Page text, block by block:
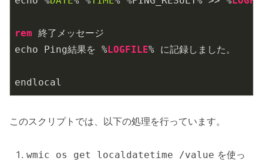
rem 終了メッセージ
echo Ping結果を % LOGFILE% に記録しました。
このスクリプトでは、以下の処理を行っています。
wmic os get localdatetime /value を使っ